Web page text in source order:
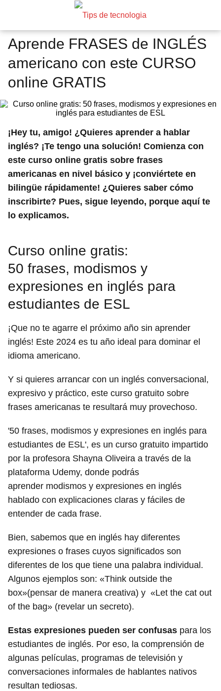
Aprende FRASES de INGLÉS
americano con este CURSO
online GRATIS
¡Hey tu, amigo! ¿Quieres aprender a hablar
inglés? ¡Te tengo una solución! Comienza con
este curso online gratis sobre frases
americanas en nivel básico y ¡conviértete en
bilingüe rápidamente! ¿Quieres saber cómo
inscribirte? Pues, sigue leyendo, porque aquí te
lo explicamos.
Curso online gratis:
50 frases, modismos y
expresiones en inglés para
estudiantes de ESL
¡Que no te agarre el próximo año sin aprender
inglés! Este 2024 es tu año ideal para dominar el
idioma americano.
Y si quieres arrancar con un inglés conversacional,
expresivo y práctico, este curso gratuito sobre
frases americanas te resultará muy provechoso.
'50 frases, modismos y expresiones en inglés para
estudiantes de ESL', es un curso gratuito impartido
por la profesora Shayna Oliveira a través de la
plataforma Udemy, donde podrás
aprender modismos y expresiones en inglés
hablado con explicaciones claras y fáciles de
entender de cada frase.
Bien, sabemos que en inglés hay diferentes
expresiones o frases cuyos significados son
diferentes de los que tiene una palabra individual.
Algunos ejemplos son: «Think outside the
box»(pensar de manera creativa) y «Let the cat out
of the bag» (revelar un secreto).
Estas expresiones pueden ser confusas para los
estudiantes de inglés. Por eso, la comprensión de
algunas películas, programas de televisión y
conversaciones informales de hablantes nativos
resultan tediosas.